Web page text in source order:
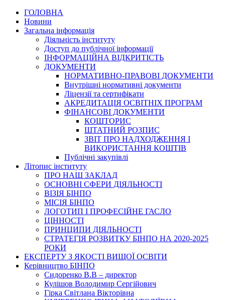
ГОЛОВНА
Новини
Загальна інформація
Діяльність інституту
Доступ до публічної інформації
ІНФОРМАЦІЙНА ВІДКРИТІСТЬ
ДОКУМЕНТИ
НОРМАТИВНО-ПРАВОВІ ДОКУМЕНТИ
Внутрішні нормативні документи
Ліцензії та сертифікати
АКРЕДИТАЦІЯ ОСВІТНІХ ПРОГРАМ
ФІНАНСОВІ ДОКУМЕНТИ
КОШТОРИС
ШТАТНИЙ РОЗПИС
ЗВІТ ПРО НАДХОДЖЕННЯ І
ВИКОРИСТАННЯ КОШТІВ
Публічні закупівлі
Літопис інституту
ПРО НАШ ЗАКЛАД
ОСНОВНІ СФЕРИ ДІЯЛЬНОСТІ
ВІЗІЯ БІНПО
МІСІЯ БІНПО
ЛОГОТИП І ПРОФЕСІЙНЕ ГАСЛО
ЦІННОСТІ
ПРИНЦИПИ ДІЯЛЬНОСТІ
СТРАТЕГІЯ РОЗВИТКУ БІНПО НА 2020-2025
РОКИ
ЕКСПЕРТУ З ЯКОСТІ ВИЩОЇ ОСВІТИ
Керівництво БІНПО
Сидоренко В.В – директор
Кулішов Володимир Сергійович
Гірка Світлана Вікторівна